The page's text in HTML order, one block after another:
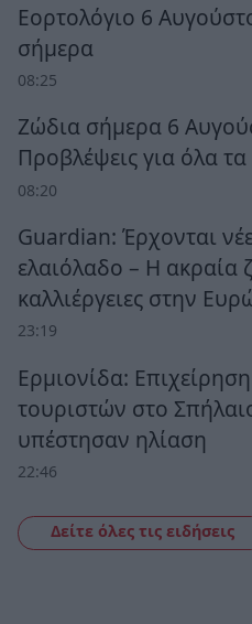
Εορτολόγιο 6
σήμερα
08:25
Ζώδια σήμερα 6
Προβλέψεις για όλα
08:20
Guardian: Έρχονται
ελαιόλαδο – Η ακραία
καλλιέργειες στην
23:19
Ερμιονίδα:
τουριστών στο
υπέστησαν ηλίαση
22:46
Δείτε όλες τις ειδήσεις